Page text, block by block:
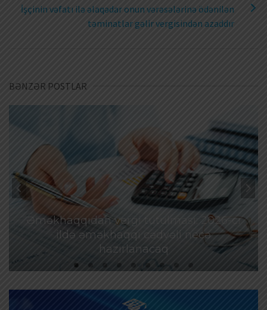
İşçinin vəfatı ilə əlaqədar onun vərəsələrinə ödənilən
təminatlar gəlir vergisindən azaddır
BƏNZƏR POSTLAR
Əməkhaqqıdan vergi tutulması: 2026-cı
ildə əməkhaqqı cədvəli necə
hazırlanacaq